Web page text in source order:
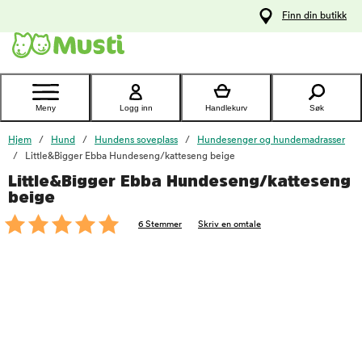
Kontakt
kundeservice
Finn din butikk
Meny Logg inn Handlekurv Søk
Hjem Hund Hundens soveplass
Hundesenger og hundemadrasser
Little&Bigger Ebba Hundeseng/katteseng beige
Little&Bigger Ebba Hundeseng/katteseng
beige
6 Stemmer Skriv en omtale
foo